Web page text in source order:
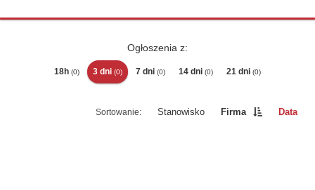
Ogłoszenia z:
18h (0) 3 dni (0) 7 dni (0) 14 dni (0) 21 dni (0)
Stanowisko Firma Data